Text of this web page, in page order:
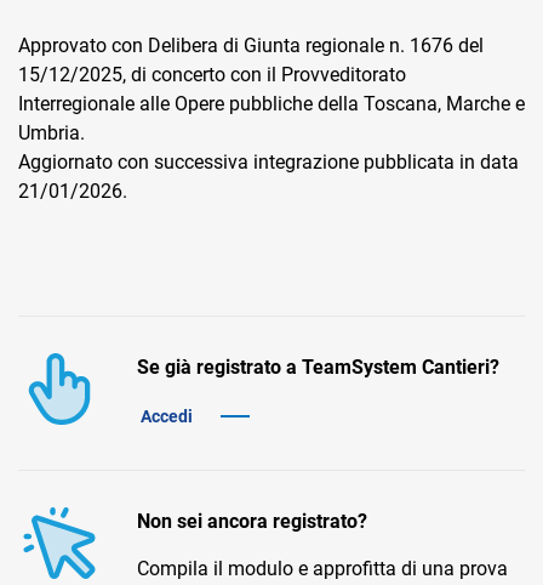
CRM
Financial Solutions
TeamSystem Corporate
Approvato con Delibera di Giunta regionale n. 1676 del
15/12/2025, di concerto con il Provveditorato
Interregionale alle Opere pubbliche della Toscana, Marche e
Umbria.
Aggiornato con successiva integrazione pubblicata in data
21/01/2026.
Se già registrato a TeamSystem Cantieri?
Accedi
Non sei ancora registrato?
Compila il modulo e approfitta di una prova